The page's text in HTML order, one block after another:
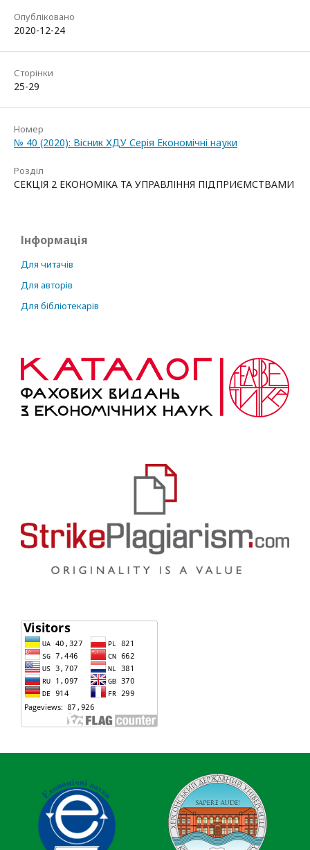
Опубліковано
2020-12-24
Сторінки
25-29
Номер
№ 40 (2020): Вісник ХДУ Серія Економічні науки
Розділ
СЕКЦІЯ 2 ЕКОНОМІКА ТА УПРАВЛІННЯ ПІДПРИЄМСТВАМИ
Інформація
Для читачів
Для авторів
Для бібліотекарів